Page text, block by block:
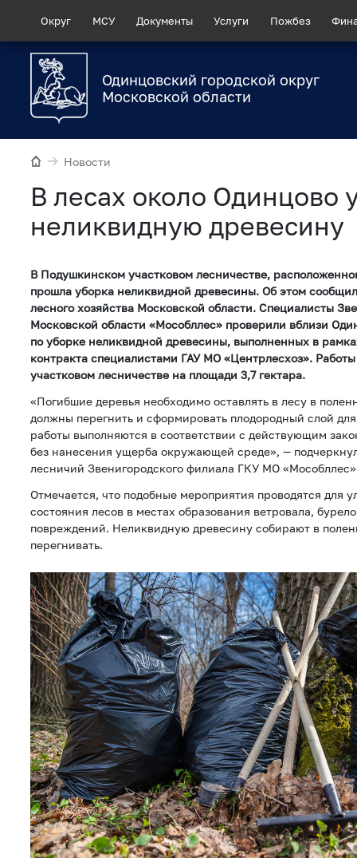
Округ МСУ Документы Услуги Пожбез
Одинцовский городской округ
Московской области
Новости
В лесах около Одинцово
неликвидную древесину
В Подушкинском участковом лесничестве,
прошла уборка неликвидной древесины. Об этом
лесного хозяйства Московской области. Специалисты
Московской области «Мособллес» проверили вблизи
по уборке неликвидной древесины, выполненных в
контракта специалистами ГАУ МО «Центрлесхоз».
участковом лесничестве на площади 3,7 гектара.
«Погибшие деревья необходимо оставлять в лесу в
должны перегнить и сформировать плодородный слой
работы выполняются в соответствии с действующим
без нанесения ущерба окружающей среде», —
лесничий Звенигородского филиала ГКУ МО
Отмечается, что подобные мероприятия проводятся для
состояния лесов в местах образования ветровала,
повреждений. Неликвидную древесину собирают в
перегнивать.